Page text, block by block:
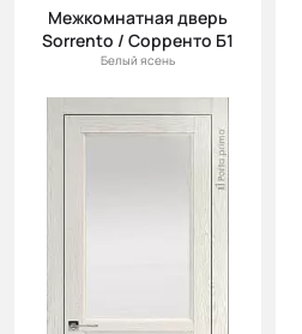
Межкомнатная дверь
Sorrento / Сорренто Б1
Белый ясень